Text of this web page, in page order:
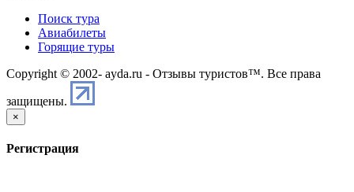
Поиск тура
Авиабилеты
Горящие туры
Copyright © 2002- ayda.ru - Отзывы туристов™. Все права
защищены.
×
Регистрация